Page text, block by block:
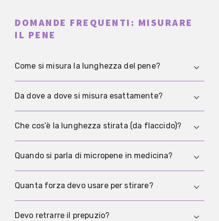
DOMANDE FREQUENTI: MISURARE
IL PENE
Come si misura la lunghezza del pene?
Per valori confrontabili, misura sul lato superiore
cuscinetto di grasso sul pube per stabilizzare il
punto di partenza.
Da dove a dove si misura esattamente?
Dall’osso pubico alla punta. Misurare dalla pelle
postura.
Che cos’è la lunghezza stirata (da flaccido)?
È la lunghezza da flaccido dopo aver stirato
dall’osso pubico alla punta.
Quando si parla di micropene in medicina?
La valutazione è clinica e si basa sulla lunghezza
età. Se hai dubbi o serve diagnosi, è indicata una
Quanta forza devo usare per stirare?
Delicatamente fino alla resistenza, senza dolore.
Devo retrarre il prepuzio?